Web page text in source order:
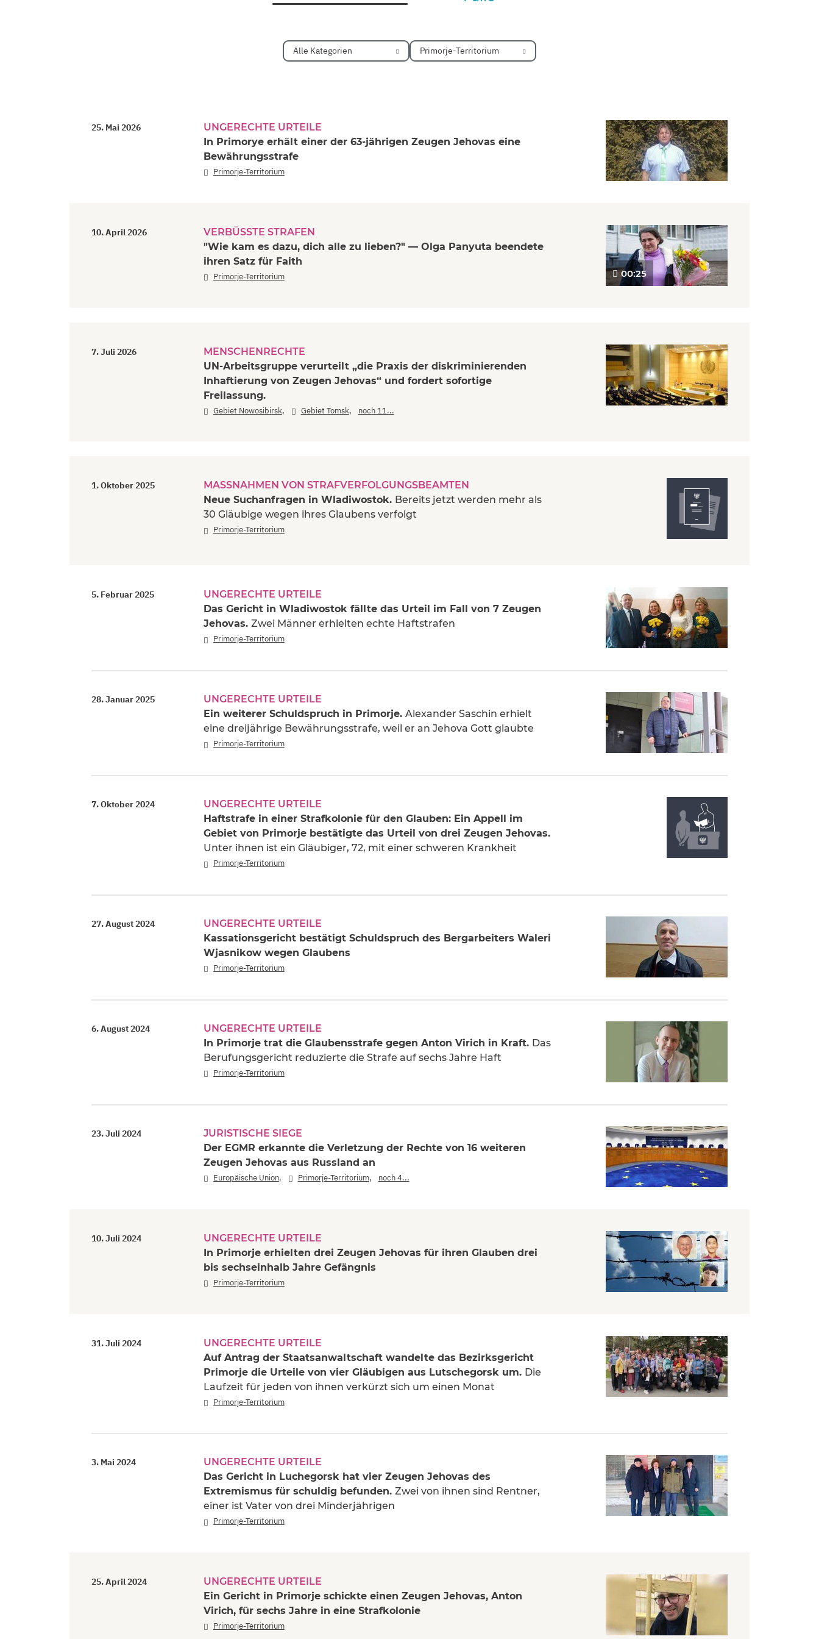
Alle Kategorien Primorje-Territorium
25. Mai 2026
UNGERECHTE URTEILE
In Primorye erhält einer der 63-jährigen Zeugen Jehovas eine
Bewährungsstrafe
Primorje-Territorium
10. April 2026
00:25
VERBÜSSTE STRAFEN
"Wie kam es dazu, dich alle zu lieben?" — Olga Panyuta beendete
ihren Satz für Faith
Primorje-Territorium
7. Juli 2026
MENSCHENRECHTE
UN-Arbeitsgruppe verurteilt „die Praxis der diskriminierenden
Inhaftierung von Zeugen Jehovas“ und fordert sofortige
Freilassung.
Gebiet Nowosibirsk, Gebiet Tomsk, noch 11...
1. Oktober 2025
MASSNAHMEN VON STRAFVERFOLGUNGSBEAMTEN
Neue Suchanfragen in Wladiwostok. Bereits jetzt werden mehr als
30 Gläubige wegen ihres Glaubens verfolgt
Primorje-Territorium
5. Februar 2025
UNGERECHTE URTEILE
Das Gericht in Wladiwostok fällte das Urteil im Fall von 7 Zeugen
Jehovas. Zwei Männer erhielten echte Haftstrafen
Primorje-Territorium
28. Januar 2025
UNGERECHTE URTEILE
Ein weiterer Schuldspruch in Primorje. Alexander Saschin erhielt
eine dreijährige Bewährungsstrafe, weil er an Jehova Gott glaubte
Primorje-Territorium
7. Oktober 2024
UNGERECHTE URTEILE
Haftstrafe in einer Strafkolonie für den Glauben: Ein Appell im
Gebiet von Primorje bestätigte das Urteil von drei Zeugen Jehovas.
Unter ihnen ist ein Gläubiger, 72, mit einer schweren Krankheit
Primorje-Territorium
27. August 2024
UNGERECHTE URTEILE
Kassationsgericht bestätigt Schuldspruch des Bergarbeiters Waleri
Wjasnikow wegen Glaubens
Primorje-Territorium
6. August 2024
UNGERECHTE URTEILE
In Primorje trat die Glaubensstrafe gegen Anton Virich in Kraft. Das
Berufungsgericht reduzierte die Strafe auf sechs Jahre Haft
Primorje-Territorium
23. Juli 2024
JURISTISCHE SIEGE
Der EGMR erkannte die Verletzung der Rechte von 16 weiteren
Zeugen Jehovas aus Russland an
Europäische Union, Primorje-Territorium, noch 4...
10. Juli 2024
UNGERECHTE URTEILE
In Primorje erhielten drei Zeugen Jehovas für ihren Glauben drei
bis sechseinhalb Jahre Gefängnis
Primorje-Territorium
31. Juli 2024
UNGERECHTE URTEILE
Auf Antrag der Staatsanwaltschaft wandelte das Bezirksgericht
Primorje die Urteile von vier Gläubigen aus Lutschegorsk um. Die
Laufzeit für jeden von ihnen verkürzt sich um einen Monat
Primorje-Territorium
3. Mai 2024
UNGERECHTE URTEILE
Das Gericht in Luchegorsk hat vier Zeugen Jehovas des
Extremismus für schuldig befunden. Zwei von ihnen sind Rentner,
einer ist Vater von drei Minderjährigen
Primorje-Territorium
25. April 2024
UNGERECHTE URTEILE
Ein Gericht in Primorje schickte einen Zeugen Jehovas, Anton
Virich, für sechs Jahre in eine Strafkolonie
Primorje-Territorium